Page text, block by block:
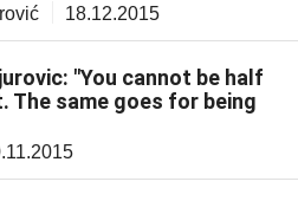
18.12.2015
"You cannot be half
The same goes for being